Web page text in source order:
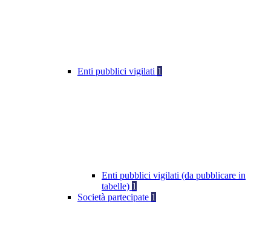
Enti pubblici vigilati 1
Enti pubblici vigilati (da pubblicare in
tabelle) 1
Società partecipate 1